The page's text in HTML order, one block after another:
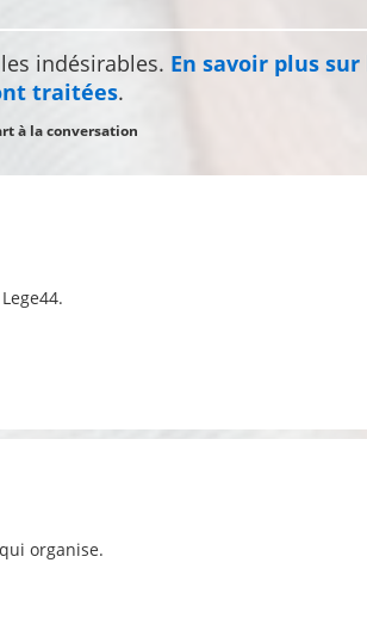
indésirables. En savoir plus
traitées.
à la conversation
organise.